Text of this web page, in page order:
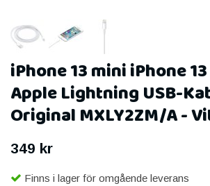
iPhone 13 mini iPhone
Apple Lightning USB-
Original MXLY2ZM/A -
349 kr
Finns i lager för omgående leverans